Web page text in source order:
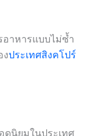
อาหารแบบไม่ซ้ำ
ประเทศสิงคโปร์